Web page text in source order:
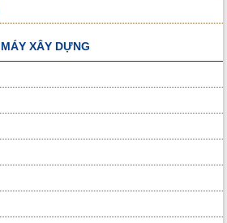
MÁY XÂY DỰNG